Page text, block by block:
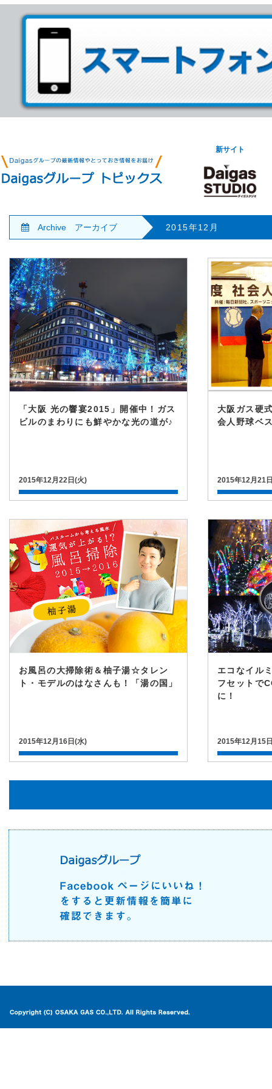
新サイト
Archive アーカイブ 2015年12月
「大阪 光の響宴2015」開催中！ガス
ビルのまわりにも鮮やかな光の道が♪
2015年12月22日(火)
大阪ガス硬
会人野球ベ
2015年12月21
お風呂の大掃除術＆柚子湯☆タレン
ト・モデルのはなさんも！「湯の国」
2015年12月16日(水)
エコなイル
フセットで
に！
2015年12月15